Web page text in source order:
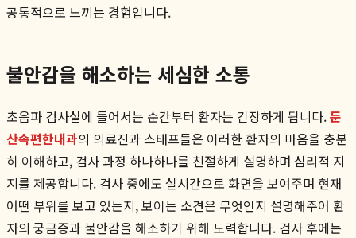
공통적으로 느끼는 경험입니다.
불안감을 해소하는 세심한 소통
초음파 검사실에 들어서는 순간부터 환자는 긴장하게 됩니다.둔
산속편한내과의 의료진과 스태프들은 이러한 환자의 마음을 충분
히 이해하고, 검사 과정 하나하나를 친절하게 설명하며 심리적 지
지를 제공합니다. 검사 중에도 실시간으로 화면을 보여주며 현재
어떤 부위를 보고 있는지, 보이는 소견은 무엇인지 설명해주어 환
자의 궁금증과 불안감을 해소하기 위해 노력합니다. 검사 후에는